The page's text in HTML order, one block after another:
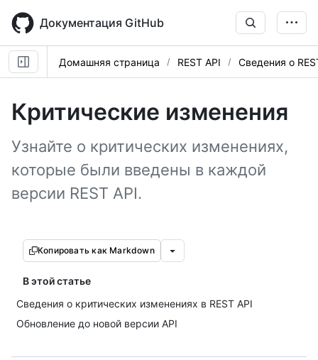
main
content
Документация GitHub
Домашняя страница REST API Сведения о
Критические изменения
Узнайте о критических изменениях,
которые были введены в каждой
версии REST API.
Копировать как Markdown
В этой статье
Сведения о критических изменениях в REST API
Обновление до новой версии API